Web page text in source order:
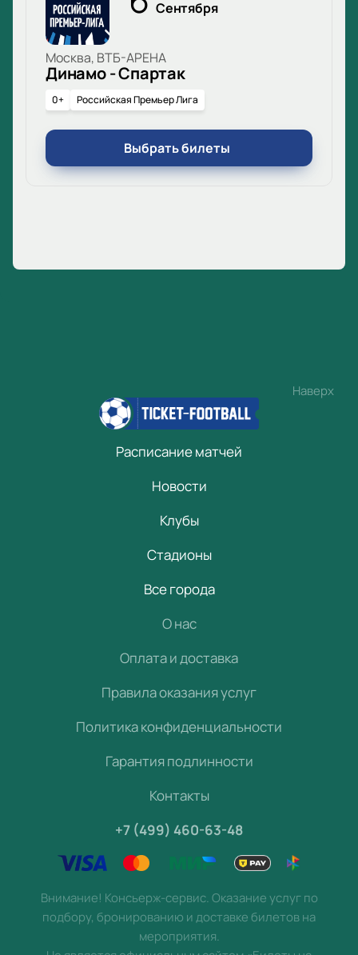
Сентября
Москва, ВТБ-АРЕНА
Динамо - Спартак
0+ Российская Премьер Лига
Выбрать билеты
Наверх
Расписание матчей
Новости
Клубы
Стадионы
Все города
О нас
Оплата и доставка
Правила оказания услуг
Политика конфиденциальности
Гарантия подлинности
Контакты
+7 (499) 460-63-48
Внимание! Консьерж-сервис. Оказание услуг по
подбору, бронированию и доставке билетов на
мероприятия.